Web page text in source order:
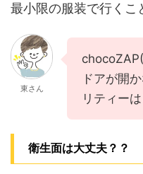
最小限の服装で行くこ
東さん
ドアが開
リティー
衛生面は大丈夫？？